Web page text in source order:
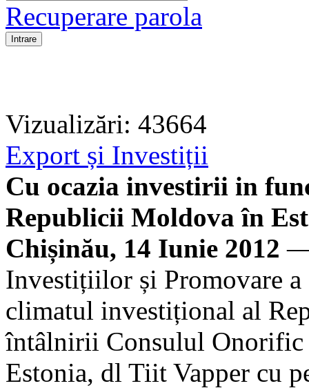
Recuperare parola
Vizualizări: 43664
Export și Investiții
Cu ocazia investirii in
Republicii Moldova în
Chișinău, 14 Iunie 2012 —
Investițiilor și Promovare
climatul investițional al
întâlnirii Consulul
Estonia, dl Tiit Vapper cu